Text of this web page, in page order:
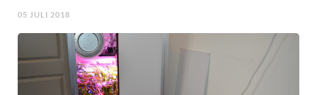
05 JULI 2018